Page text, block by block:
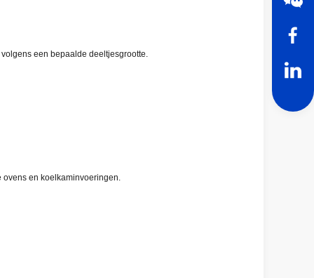
een bepaalde deeltjesgrootte.
ovens en koelkaminvoeringen.